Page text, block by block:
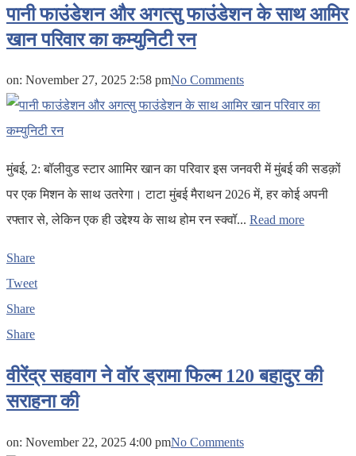
पानी फाउंडेशन और अगत्सु फाउंडेशन के साथ आमिर
खान परिवार का कम्युनिटी रन
on: November 27, 2025 2:58 pmNo Comments
मुंबई, 2: बॉलीवुड स्टार आामिर खान का परिवार इस जनवरी में मुंबई की सडक़ों
पर एक मिशन के साथ उतरेगा। टाटा मुंबई मैराथन 2026 में, हर कोई अपनी
रफ्तार से, लेकिन एक ही उद्देश्य के साथ होम रन स्क्वॉ... Read more
Share
Tweet
Share
Share
वीरेंद्र सहवाग ने वॉर ड्रामा फिल्म 120 बहादुर की
सराहना की
on: November 22, 2025 4:00 pmNo Comments